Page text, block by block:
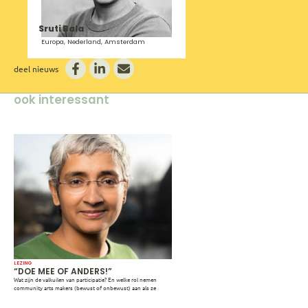
Sruti Bala
Europa, Nederland, Amsterdam
deel nieuws
ook interessant
LEZING
“DOE MEE OF ANDERS!”
Wat zijn de valkuilen van participatie? En welke rol nemen
community arts makers (bewust of onbewust) aan als ze